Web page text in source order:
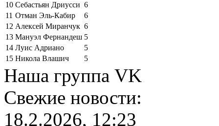
10 Себастьян Дриусси 6
11 Отман Эль-Кабир
6
12 Алексей Миранчук 6
13 Мануэл Фернандеш 5
14 Луис Адриано
5
15 Никола Влашич 5
Наша группа VK
Свежие новости:
18.2.2026, 12:23